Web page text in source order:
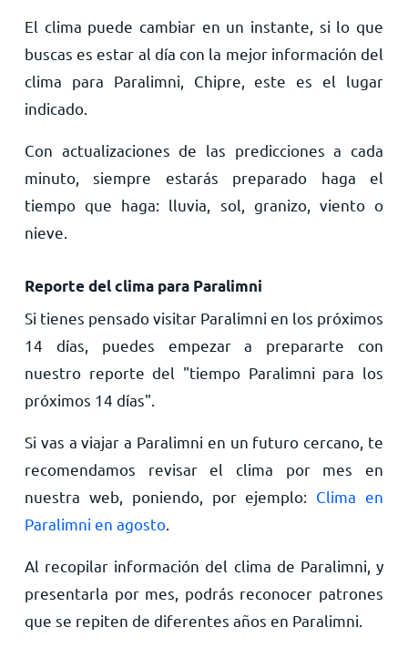
El clima puede cambiar en un instante, si lo que
buscas es estar al día con la mejor información del
clima para Paralimni, Chipre, este es el lugar
indicado.
Con actualizaciones de las predicciones a cada
minuto, siempre estarás preparado haga el
tiempo que haga: lluvia, sol, granizo, viento o
nieve.
Reporte del clima para Paralimni
Si tienes pensado visitar Paralimni en los próximos
14 días, puedes empezar a prepararte con
nuestro reporte del "tiempo Paralimni para los
próximos 14 días".
Si vas a viajar a Paralimni en un futuro cercano, te
recomendamos revisar el clima por mes en
nuestra web, poniendo, por ejemplo: Clima en
Paralimni en agosto.
Al recopilar información del clima de Paralimni, y
presentarla por mes, podrás reconocer patrones
que se repiten de diferentes años en Paralimni.